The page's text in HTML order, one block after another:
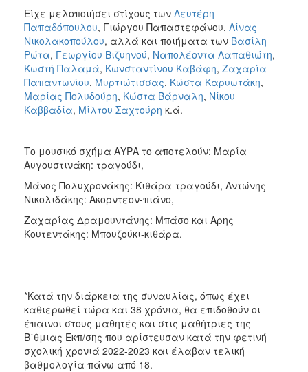
Είχε μελοποιήσει στίχους των Λευτέρη
Παπαδόπουλου, Γιώργου Παπαστεφάνου, Λίνας
Νικολακοπούλου, αλλά και ποιήματα των Βασίλη
Ρώτα, Γεωργίου Βιζυηνού, Ναπολέοντα Λαπαθιώτη,
Κωστή Παλαμά, Κωνσταντίνου Καβάφη, Ζαχαρία
Παπαντωνίου, Μυρτιώτισσας, Κώστα Καρυωτάκη,
Μαρίας Πολυδούρη, Κώστα Βάρναλη, Νίκου
Καββαδία, Μίλτου Σαχτούρη κ.ά.
Το μουσικό σχήμα ΑΥΡΑ το αποτελούν: Μαρία
Αυγουστινάκη: τραγούδι,
Μάνος Πολυχρονάκης: Κιθάρα-τραγούδι, Αντώνης
Νικολιδάκης: Ακορντεον-πιάνο,
Ζαχαρίας Δραμουντάνης: Μπάσο και Αρης
Κουτεντάκης: Μπουζούκι-κιθάρα.
*Κατά την διάρκεια της συναυλίας, όπως έχει
καθιερωθεί τώρα και 38 χρόνια, θα επιδοθούν οι
έπαινοι στους μαθητές και στις μαθήτριες της
Β΄θμιας Εκπ/σης που αρίστευσαν κατά την φετινή
σχολική χρονιά 2022-2023 και έλαβαν τελική
βαθμολογία πάνω από 18.